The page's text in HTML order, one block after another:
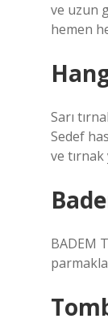
ve uzun
hemen
Sarı
Sedef
ve tırnak
BADEM